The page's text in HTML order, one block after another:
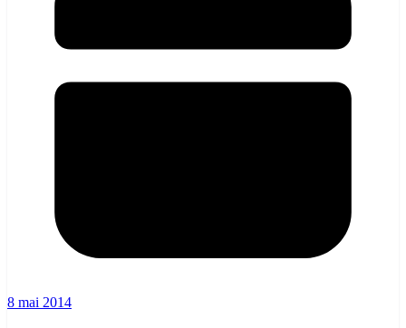
8 mai 2014